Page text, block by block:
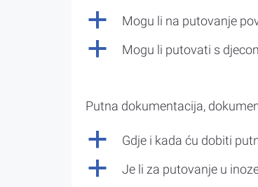
a Mogu li na putovanje
a Mogu li putovati s
Putna dokumentacija,
a Gdje i kada ću dobiti
a Je li za putovanje u